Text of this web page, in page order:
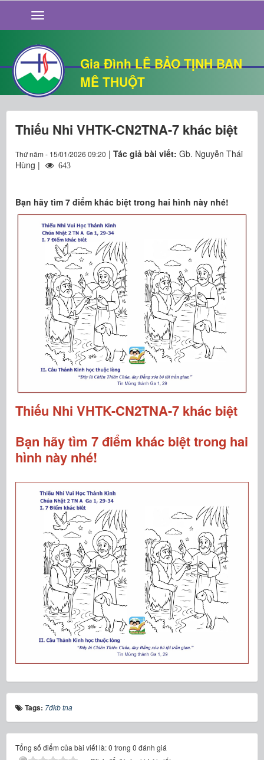
Gia Đình LÊ BẢO TỊNH BAN
MÊ THUỘT
GIỚI THIỆU
TIN TỨC
SỐNG ĐẠO
CHUYỆN NHÀ
QUÁN VĂN
THƯ GIÃN
Thiếu Nhi VHTK-CN2TNA-7 khác biệt
Thứ năm - 15/01/2026 09:20 | Tác giả bài viết: Gb. Nguyễn Thái
Hùng |
643
Bạn hãy tìm 7 điểm khác biệt trong hai hình này nhé!
Thiếu Nhi VHTK-CN2TNA-7 khác biệt
Bạn hãy tìm 7 điểm khác biệt trong hai
hình này nhé!
Tags: 7đkb tna
Tổng số điểm của bài viết là: 0 trong 0 đánh giá